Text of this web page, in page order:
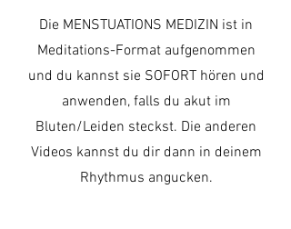
Die MENSTUATIONS MEDIZIN ist in
Meditations-Format aufgenommen
und du kannst sie SOFORT hören und
anwenden, falls du akut im
Bluten/Leiden steckst. Die anderen
Videos kannst du dir dann in deinem
Rhythmus angucken.